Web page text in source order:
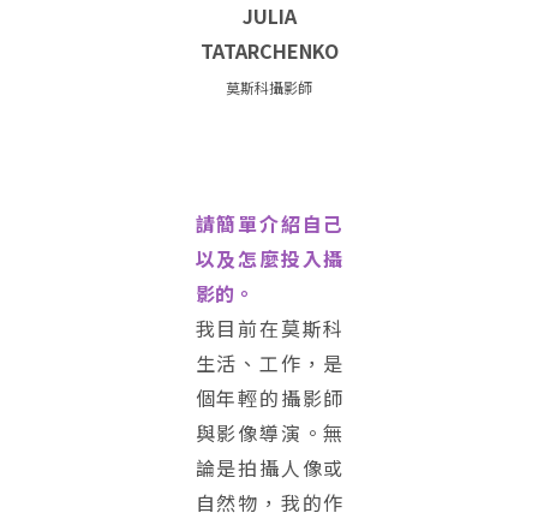
JULIA
TATARCHENKO
莫斯科攝影師
請簡單介紹自己
以及怎麼投入攝
影的。
我目前在莫斯科
生活、工作，是
個年輕的攝影師
與影像導演。無
論是拍攝人像或
自然物，我的作